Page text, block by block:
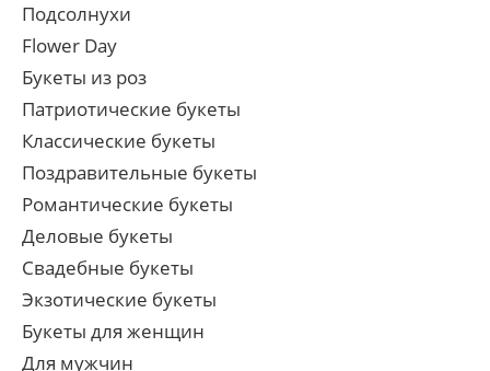
Подсолнухи
Flower Day
Букеты из роз
Патриотические букеты
Классические букеты
Поздравительные букеты
Романтические букеты
Деловые букеты
Свадебные букеты
Экзотические букеты
Букеты для женщин
Для мужчин